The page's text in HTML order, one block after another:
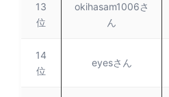
13
位
okihasam1006さ
ん
14
位
eyesさん